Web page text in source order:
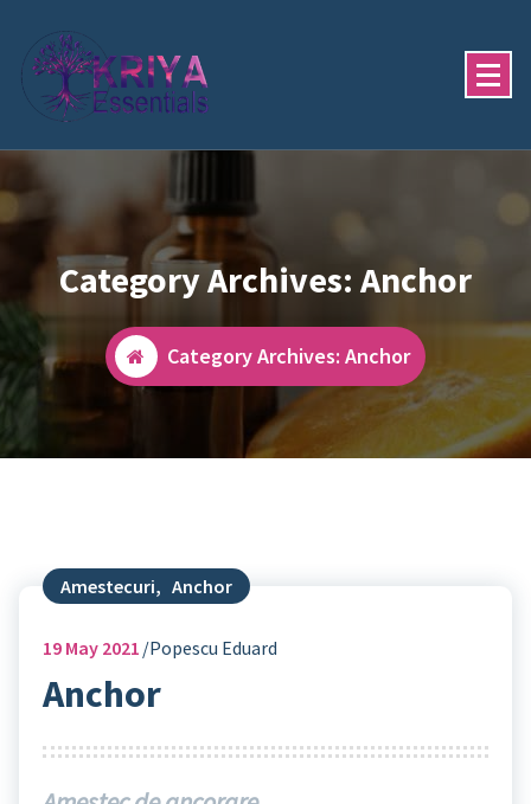
content
Category Archives: Anchor
Category Archives: Anchor
Amestecuri, Anchor
19 May 2021 Popescu Eduard
Anchor